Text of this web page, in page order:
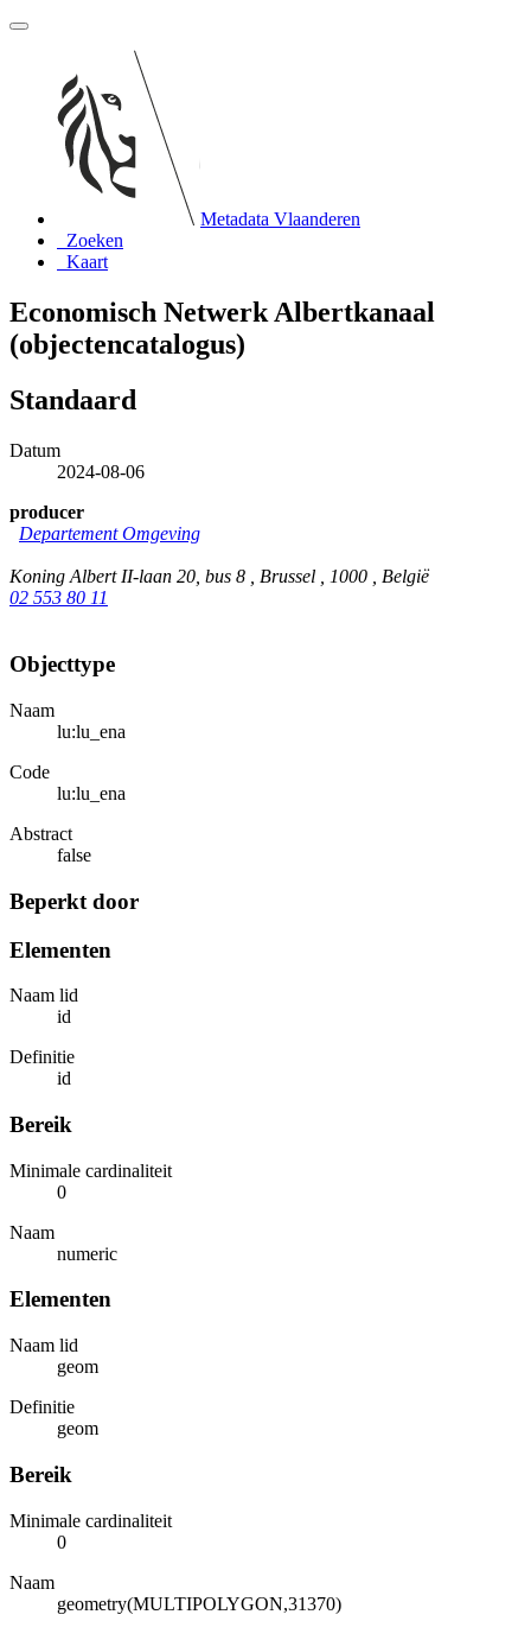
Metadata Vlaanderen
Zoeken
Kaart
Economisch Netwerk Albertkanaal
(objectencatalogus)
Standaard
Datum
2024-08-06
producer
Departement Omgeving
Koning Albert II-laan 20, bus 8 , Brussel , 1000 , België
02 553 80 11
Objecttype
Naam
lu:lu_ena
Code
lu:lu_ena
Abstract
false
Beperkt door
Elementen
Naam lid
id
Definitie
id
Bereik
Minimale cardinaliteit
0
Naam
numeric
Elementen
Naam lid
geom
Definitie
geom
Bereik
Minimale cardinaliteit
0
Naam
geometry(MULTIPOLYGON,31370)